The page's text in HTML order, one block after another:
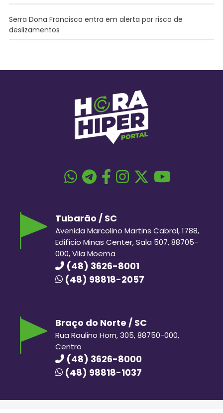
Serra Dona Francisca entra em alerta por risco de
deslizamentos
Tubarão / SC
Avenida Marcolino Martins Cabral, 1788,
Edifício Minas Center, Sala 507, 88705-
000, Vila Moema
(48) 3626-8001
(48) 98818-2057
Braço do Norte / SC
Rua Raulino Horn, 305, 88750-000,
Centro
(48) 3626-8000
(48) 98818-1037